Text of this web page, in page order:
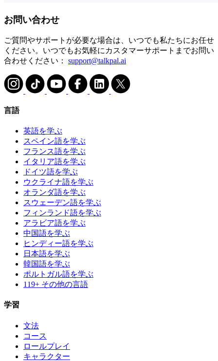
お問い合わせ
ご質問やサポートが必要な場合は、いつでも私たちにお任せ
ください。いつでもお気軽にカスタマーサポートまでお問い
合わせください： support@talkpal.ai
言語
英語を学ぶ
スペイン語を学ぶ
フランス語を学ぶ
イタリア語を学ぶ
ドイツ語を学ぶ
ウクライナ語を学ぶ
オランダ語を学ぶ
スウェーデン語を学ぶ
フィンランド語を学ぶ
アラビア語を学ぶ
中国語を学ぶ
ヒンディー語を学ぶ
日本語を学ぶ
韓国語を学ぶ
ポルトガル語を学ぶ
119+ その他の言語
学習
文法
コース
ロールプレイ
キャラクター